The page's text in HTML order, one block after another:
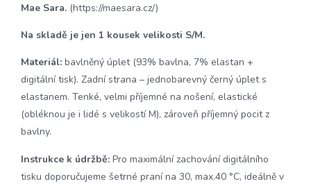
Mae Sara. (https://maesara.cz/)
Na skladě je jen 1 kousek velikosti S/M.
Materiál: bavlněný úplet (93% bavlna, 7% elastan +
digitální tisk). Zadní strana – jednobarevný černý úplet s
elastanem. Tenké, velmi příjemné na nošení, elastické
(obléknou je i lidé s velikostí M), zároveň příjemný pocit z
bavlny.
Instrukce k údržbě: Pro maximální zachování digitálního
tisku doporučujeme šetrné praní na 30, max.40 °C, ideálně v